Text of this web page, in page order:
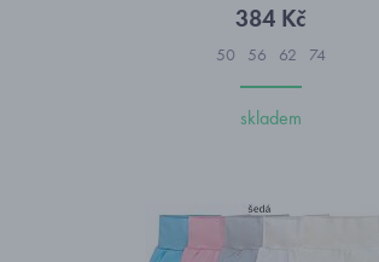
384 Kč
50 56 62 74
skladem